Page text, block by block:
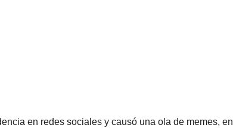
en redes sociales y causó una ola de memes, en